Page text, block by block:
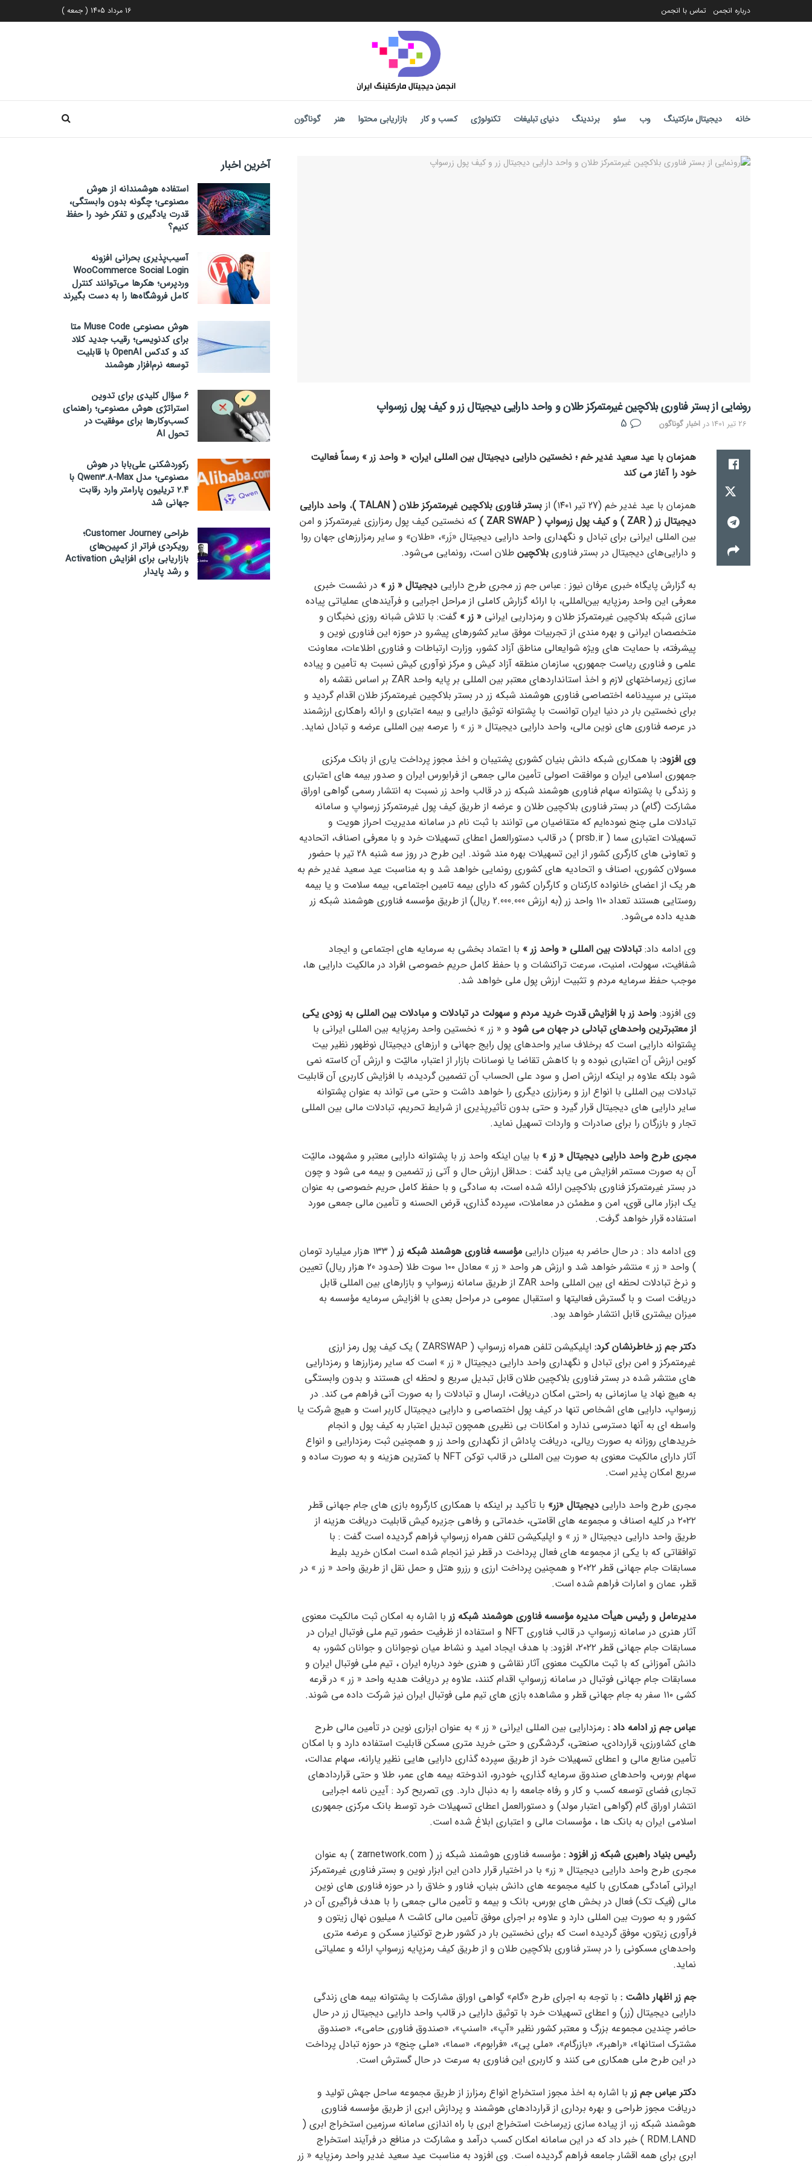
درباره انجمن تماس با انجمن 16 مرداد 1405 ( جمعه )
خانه دیجیتال مارکتینگ وب سئو برندینگ دنیای تبلیغات تکنولوژی کسب و کار بازاریابی محتوا هنر گوناگون
رونمایی از بستر فناوری بلاکچین غیرمتمرکز طلان و واحد دارایی دیجیتال زر و کیف پول زرسواپ
26 تیر 1401 دراخبار گوناگون
همزمان با عید سعید غدیر خم ؛ نخستین دارایی دیجیتال بین المللی ایران، « واحد زر » رسماً فعالیت
خود را آغاز می کند
همزمان با عید غدیر خم (27 تیر ۱۴۰۱) از بستر فناوری بلاکچین غیرمتمرکز طلان ( TALAN ) ، واحد دارایی
دیجیتال زر ( ZAR ) و کیف پول زرسواپ ( ZAR SWAP )
که نخستین کیف پول رمزارزی غیرمتمرکز و امن
بین المللی ایرانی برای تبادل و نگهداری واحد دارایی دیجیتال «زَر»، «طلان» و سایر رمزارزهای جهان روا
و دارایی‌های دیجیتال در بستر فناوری بلاکچین طلان است، رونمایی می‌شود.
به گزارش پایگاه خبری عرفان نیوز : عباس جم زر مجری طرح دارایی دیجیتال « زر » در نشست خبری
معرفی این واحد رمزپایه بین‌المللی، با ارائه گزارش کاملی از مراحل اجرایی و فرآیندهای عملیاتی پیاده
سازی شبکه بلاکچین غیرمتمرکز طلان و رمزداریی ایرانی « زر » گفت: با تلاش شبانه روزی نخبگان و
متخصصان ایرانی و بهره مندی از تجربیات موفق سایر کشورهای پیشرو در حوزه این فناوری نوین و
پیشرفته، با حمایت های ویژه شوایعالی مناطق آزاد کشور، وزارت ارتباطات و فناوری اطلاعات، معاونت
علمی و فناوری ریاست جمهوری، سازمان منطقه آزاد کیش و مرکز نوآوری کیش نسبت به تأمین و پیاده
سازی زیرساختهای لازم و اخذ استانداردهای معتبر بین المللی بر پایه واحد ZAR بر اساس نقشه راه
مبتنی بر سپیدنامه اختصاصی فناوری هوشمند شبکه زر در بستر بلاکچین غیرمتمرکز طلان اقدام گردید و
برای نخستین بار در دنیا ایران توانست با پشتوانه توثیق دارایی و بیمه اعتباری و ارائه راهکاری ارزشمند
در عرصه فناوری های نوین مالی، واحد دارایی دیجیتال « زر » را عرصه بین المللی عرضه و تبادل نماید.
وی افزود: با همکاری شبکه دانش بنیان کشوری پشتیبان و اخذ مجوز پرداخت یاری از بانک مرکزی
جمهوری اسلامی ایران و موافقت اصولی تأمین مالی جمعی از فرابورس ایران و صدور بیمه های اعتباری
و زندگی با پشتوانه سهام فناوری هوشمند شبکه زر در قالب واحد زر نسبت به انتشار رسمی گواهی اوراق
مشارکت (گام) در بستر فناوری بلاکچین طلان و عرضه از طریق کیف پول غیرمتمرکز زرسواپ و سامانه
تبادلات ملی چنج نموده‌ایم که متقاضیان می توانند با ثبت نام در سامانه مدیریت احراز هویت و
تسهیلات اعتباری سما ( prsb.ir ) در قالب دستورالعمل اعطای تسهیلات خرد و با معرفی اصناف، اتحادیه
و تعاونی های کارگری کشور از این تسهیلات بهره مند شوند. این طرح در روز سه شنبه 28 تیر با حضور
مسولان کشوری، اصناف و اتحادیه های کشوری رونمایی خواهد شد و به مناسبت عید سعید غدیر خم به
هر یک از اعضای خانواده کارکنان و کارگران کشور که دارای بیمه تامین اجتماعی، بیمه سلامت و یا بیمه
روستایی هستند تعداد ۱۱۰ واحد زر (به ارزش 2.000.000 ریال) از طریق مؤسسه فناوری هوشمند شبکه زر
هدیه داده می‌شود.
وی ادامه داد:تبادلات بین المللی « واحد زر » با اعتماد بخشی به سرمایه های اجتماعی و ایجاد
شفافیت، سهولت، امنیت، سرعت تراکنشات و با حفظ کامل حریم خصوصی افراد در مالکیت دارایی ها،
موجب حفظ سرمایه مردم و تثبیت ارزش پول ملی خواهد شد.
وی افزود: واحد زر با افزایش قدرت خرید مردم و سهولت در تبادلات و مبادلات بین المللی به زودی یکی
از معتبرترین واحدهای تبادلی در جهان می شود و « زر » نخستین واحد رمزپایه بین المللی ایرانی با
پشتوانه دارایی است که برخلاف سایر واحدهای پول رایج جهانی و ارزهای دیجیتال نوظهور نظیر بیت
کوین ارزش آن اعتباری نبوده و با کاهش تقاضا یا نوسانات بازار از اعتبار، مالیّت و ارزش آن کاسته نمی
شود بلکه علاوه بر اینکه ارزش اصل و سود علی الحساب آن تضمین گردیده، با افزایش کاربری آن قابلیت
تبادلات بین المللی با انواع ارز و رمزارزی دیگری را خواهد داشت و حتی می تواند به عنوان پشتوانه
سایر دارایی های دیجیتال قرار گیرد و حتی بدون تأثیرپذیری از شرایط تحریم، تبادلات مالی بین المللی
تجار و بازرگان را برای صادرات و واردات تسهیل نماید.
مجری طرح واحد دارایی دیجیتال « زر » با بیان اینکه واحد زر با پشتوانه دارایی معتبر و مشهود، مالیّت
آن به صورت مستمر افزایش می یابد گفت : حداقل ارزش حال و آتی زر تضمین و بیمه می شود و چون
در بستر غیرمتمرکز فناوری بلاکچین ارائه شده است، به سادگی و با حفظ کامل حریم خصوصی به عنوان
یک ابزار مالی قوی، امن و مطمئن در معاملات، سپرده گذاری، قرض الحسنه و تأمین مالی جمعی مورد
استفاده قرار خواهد گرفت.
وی ادامه داد : در حال حاضر به میزان دارایی مؤسسه فناوری هوشمند شبکه زر
( ۱۳۳ هزار میلیارد تومان
) واحد « زر » منتشر خواهد شد و ارزش هر واحد « زر » معادل ۱۰۰ سوت طلا (حدود 20 هزار ریال) تعیین
و نرخ تبادلات لحظه ای بین المللی واحد ZAR از طریق سامانه زرسواپ و بازارهای بین المللی قابل
دریافت است و با گسترش فعالیتها و استقبال عمومی در مراحل بعدی با افزایش سرمایه مؤسسه به
میزان بیشتری قابل انتشار خواهد بود.
دکتر جم زر خاطرنشان کرد:
اپلیکیشن تلفن همراه زرسواپ ( ZARSWAP ) یک کیف پول رمز ارزی
غیرمتمرکز و امن برای تبادل و نگهداری واحد دارایی دیجیتال « زر » است که سایر رمزارزها و رمزدارایی
های منتشر شده در بستر فناوری بلاکچین طلان قابل تبدیل سریع و لحظه ای هستند و بدون وابستگی
به هیچ نهاد یا سازمانی به راحتی امکان دریافت، ارسال و تبادلات را به صورت آنی فراهم می کند. در
زرسواپ، دارایی های اشخاص تنها در کیف پول اختصاصی و دارایی دیجیتال کاربر است و هیچ شرکت یا
واسطه ای به آنها دسترسی ندارد و امکانات بی نظیری همچون تبدیل اعتبار به کیف پول و انجام
خریدهای روزانه به صورت ریالی، دریافت پاداش از نگهداری واحد زر و همچنین ثبت رمزدارایی و انواع
آثار دارای مالکیت معنوی به صورت بین المللی در قالب توکن NFT با کمترین هزینه و به صورت ساده و
سریع امکان پذیر است.
مجری طرح واحد دارایی دیجیتال «زر» با تأکید بر اینکه با همکاری کارگروه بازی های جام جهانی قطر
۲۰۲۲ در کلیه اصناف و مجموعه های اقامتی، خدماتی و رفاهی جزیره کیش قابلیت دریافت هزینه از
طریق واحد دارایی دیجیتال « زر » و اپلیکیشن تلفن همراه زرسواپ فراهم گردیده است گفت : با
توافقاتی که با یکی از مجموعه های فعال پرداخت در قطر نیز انجام شده است امکان خرید بلیط
مسابقات جام جهانی قطر ۲۰۲۲ و همچنین پرداخت ارزی و رزرو هتل و حمل نقل از طریق واحد « زر » در
قطر، عمان و امارات فراهم شده است.
مدیرعامل و رئیس هیأت مدیره مؤسسه فناوری هوشمند شبکه زربا اشاره به امکان ثبت مالکیت معنوی
آثار هنری در سامانه زرسواپ در قالب فناوری NFT و استفاده از ظرفیت حضور تیم ملی فوتبال ایران در
مسابقات جام جهانی قطر ۲۰۲۲، افزود: با هدف ایجاد امید و نشاط میان نوجوانان و جوانان کشور، به
دانش آموزانی که با ثبت مالکیت معنوی آثار نقاشی و هنری خود درباره ایران ، تیم ملی فوتبال ایران و
مسابقات جام جهانی فوتبال در سامانه زرسواپ اقدام کنند، علاوه بر دریافت هدیه واحد « زر » در قرعه
کشی ۱۱۰ سفر به جام جهانی قطر و مشاهده بازی های تیم ملی فوتبال ایران نیز شرکت داده می شوند.
عباس جم زر ادامه داد : رمزدارایی بین المللی ایرانی « زر » به عنوان ابزاری نوین در تأمین مالی طرح
های کشاورزی، قراردادی، صنعتی، گردشگری و حتی خرید متری مسکن قابلیت استفاده دارد و با امکان
تأمین منابع مالی و اعطای تسهیلات خرد از طریق سپرده گذاری دارایی هایی نظیر یارانه، سهام عدالت،
سهام بورس، واحدهای صندوق سرمایه گذاری، خودرو، اندوخته بیمه های عمر، طلا و حتی قراردادهای
تجاری فضای توسعه کسب و کار و رفاه جامعه را به دنبال دارد. وی تصریح کرد : آیین نامه اجرایی
انتشار اوراق گام (گواهی اعتبار مولد) و دستورالعمل اعطای تسهیلات خرد توسط بانک مرکزی جمهوری
اسلامی ایران به بانک ها ، مؤسسات مالی و اعتباری ابلاغ شده است.
رئیس بنیاد راهبری شبکه زر افزود :
مؤسسه فناوری هوشمند شبکه زر ( zarnetwork.com ) به عنوان
مجری طرح واحد دارایی دیجیتال « زر» با در اختیار قرار دادن این ابزار نوین و بستر فناوری غیرمتمرکز
ایرانی آمادگی همکاری با کلیه مجموعه های دانش بنیان، فناور و خلاق را در حوزه فناوری های نوین
مالی (فیک تک) فعال در بخش های بورس، بانک و بیمه و تأمین مالی جمعی را با هدف فراگیری آن در
کشور و به صورت بین المللی دارد و علاوه بر اجرای موفق تأمین مالی کاشت 8 میلیون نهال زیتون و
فرآوری زیتون، موفق گردیده است که برای نخستین بار در کشور طرح توکنیاز مسکن و عرضه متری
واحدهای مسکونی را در بستر فناوری بلاکچین طلان و از طریق کیف رمزپایه زرسواپ ارائه و عملیاتی
نماید.
جم زر اظهار داشت : با توجه به اجرای طرح «گام» گواهی اوراق مشارکت با پشتوانه بیمه های زندگی
دارایی دیجیتال (زر) و اعطای تسهیلات خرد با توثیق دارایی در قالب واحد دارایی دیجیتال زر در حال
حاضر چندین مجموعه بزرگ و معتبر کشور نظیر «آپ»، «اسنپ»، «صندوق فناوری حامی»، «صندوق
مشترک استانها»، «راهبر»، «بازرگام»، «ملی پی»، «فرابوم»، «سما»، «ملی چنج» در حوزه تبادل پرداخت
در این طرح ملی همکاری می کنند و کاربری این فناوری به سرعت در حال گسترش است.
دکتر عباس جم زربا اشاره به اخذ مجوز استخراج انواع رمزارز از طریق مجموعه ساحل جهش تولید و
دریافت مجوز طراحی و بهره برداری از قراردادهای هوشمند و پردازش ابری از طریق مؤسسه فناوری
هوشمند شبکه زر، از پیاده سازی زیرساخت استخراج ابری با راه اندازی سامانه سرزمین استخراج ابری (
RDM.LAND ) خبر داد که در این سامانه امکان کسب درآمد و مشارکت در منافع در فرآیند استخراج
ابری برای همه اقشار جامعه فراهم گردیده است. وی افزود به مناسبت عید سعید غدیر واحد رمزپایه « زر
آخرین اخبار
استفاده هوشمندانه از هوش
مصنوعی؛ چگونه بدون وابستگی،
قدرت یادگیری و تفکر خود را حفظ
کنیم؟
آسیب‌پذیری بحرانی افزونه
WooCommerce Social Login
وردپرس؛ هکرها می‌توانند کنترل
کامل فروشگاه‌ها را به دست بگیرند
هوش مصنوعی Muse Code متا
برای کدنویسی؛ رقیب جدید کلاد
کد و کدکس OpenAI با قابلیت
توسعه نرم‌افزار هوشمند
۶ سؤال کلیدی برای تدوین
استراتژی هوش مصنوعی؛ راهنمای
کسب‌وکارها برای موفقیت در
تحول AI
رکوردشکنی علی‌بابا در هوش
مصنوعی؛ مدل Qwen3.8-Max با
۲.۴ تریلیون پارامتر وارد رقابت
جهانی شد
طراحی Customer Journey؛
رویکردی فراتر از کمپین‌های
بازاریابی برای افزایش Activation
و رشد پایدار